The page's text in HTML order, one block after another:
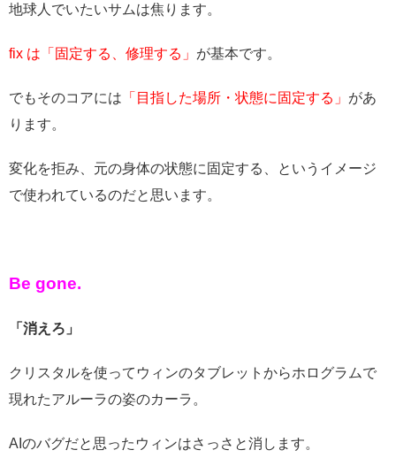
地球人でいたいサムは焦ります。
fix は「固定する、修理する」 が基本です。
でもそのコアには 「目指した場所・状態に固定する」 があ
ります。
変化を拒み、元の身体の状態に固定する、というイメージ
で使われているのだと思います。
Be gone.
「消えろ」
クリスタルを使ってウィンのタブレットからホログラムで
現れたアルーラの姿のカーラ。
AIのバグだと思ったウィンはさっさと消します。